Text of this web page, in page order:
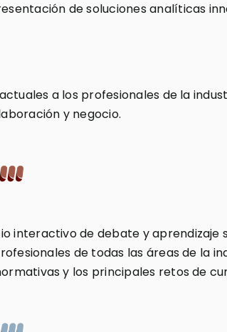
de soluciones analíticas
a los profesionales de la
y negocio.
interactivo de debate y
de todas las áreas de la
y los principales retos de